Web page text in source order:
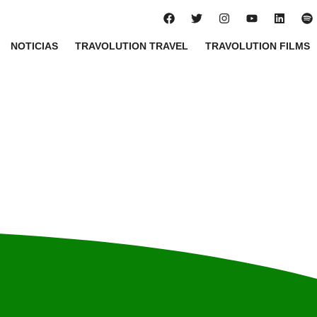
NOTICIAS TRAVOLUTION TRAVEL TRAVOLUTION FILMS